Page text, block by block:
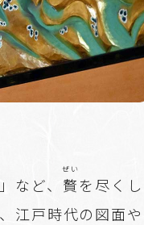
など、 贅
ぜい
を尽くし
江戸時代の図面や